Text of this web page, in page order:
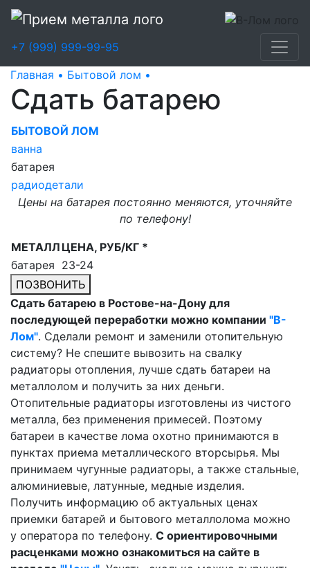
+7 (999) 999-99-95
Главная • Бытовой лом •
Сдать батарею
БЫТОВОЙ ЛОМ
ванна
батарея
радиодетали
Цены на батарея постоянно меняются, уточняйте
по телефону!
МЕТАЛЛ ЦЕНА, РУБ/КГ *
батарея 23-24
ПОЗВОНИТЬ
Сдать батарею в Ростове-на-Дону для
последующей переработки можно компании "В-
Лом". Сделали ремонт и заменили отопительную
систему? Не спешите вывозить на свалку
радиаторы отопления, лучше сдать батареи на
металлолом и получить за них деньги.
Отопительные радиаторы изготовлены из чистого
металла, без применения примесей. Поэтому
батареи в качестве лома охотно принимаются в
пунктах приема металлического вторсырья. Мы
принимаем чугунные радиаторы, а также стальные,
алюминиевые, латунные, медные изделия.
Получить информацию об актуальных ценах
приемки батарей и бытового металлолома можно
у оператора по телефону. С ориентировочными
расценками можно ознакомиться на сайте в